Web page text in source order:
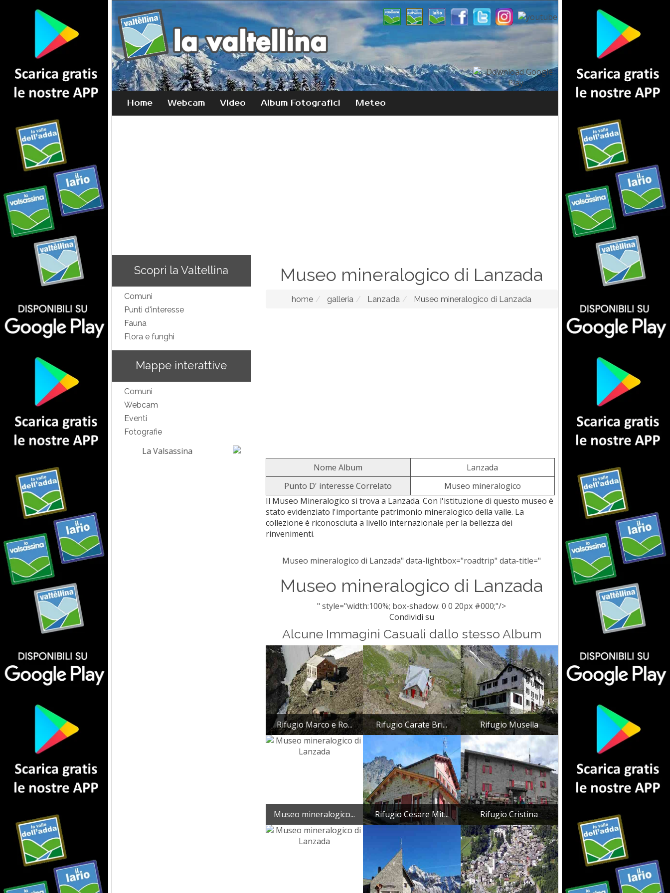
Home Webcam Video Album Fotografici Meteo
Scopri la Valtellina
Comuni
Punti d'interesse
Fauna
Flora e funghi
Mappe interattive
Comuni
Webcam
Eventi
Fotografie
Museo mineralogico di Lanzada
home galleria Lanzada Museo mineralogico di Lanzada
Nome Album
Lanzada
Punto D' interesse Correlato
Museo mineralogico
Il Museo Mineralogico si trova a Lanzada. Con l'istituzione di questo museo è
stato evidenziato l'importante patrimonio mineralogico della valle. La
collezione è riconosciuta a livello internazionale per la bellezza dei
rinvenimenti.
Museo mineralogico di Lanzada" data-lightbox="roadtrip" data-title="
Museo mineralogico di Lanzada
" style="width:100%; box-shadow: 0 0 20px #000;"/>
Condividi su
Alcune Immagini Casuali dallo stesso Album
Rifugio Marco e Ro... Rifugio Carate Bri... Rifugio Musella
Museo mineralogico... Rifugio Cesare Mit... Rifugio Cristina